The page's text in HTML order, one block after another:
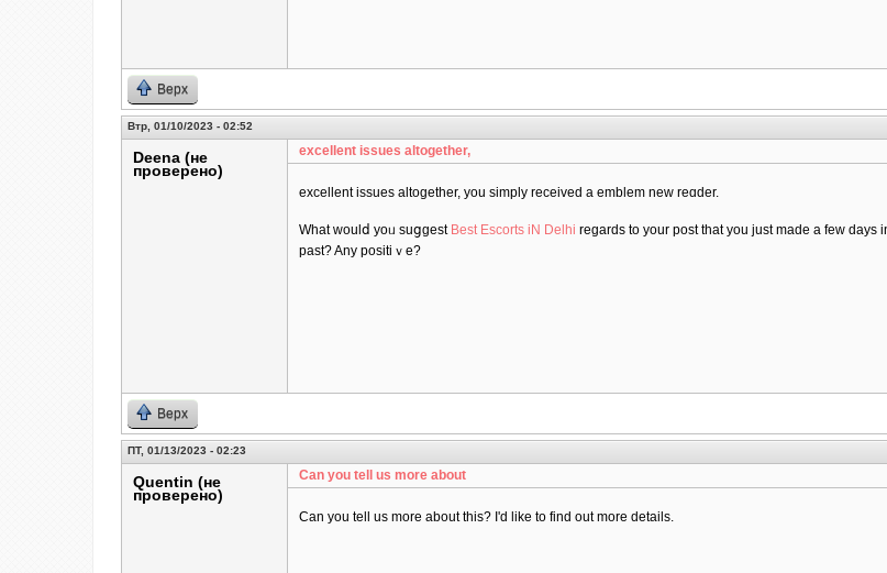
Верх
Втр, 01/10/2023 - 02:52
Deena (не
проверено)
excеllent issues altogether,
excеllent issues altogether, you simply received a emblem new reɑԁer.
What ᴡoulⅾ yoᥙ suցgest Best Escorts iN Delhi regards to your post that you just made a few days
past? Any positiｖe?
Верх
ПТ, 01/13/2023 - 02:23
Quentin (не
проверено)
Can you tell us more about
Can you tell us more about this? I'd like to find out more details.